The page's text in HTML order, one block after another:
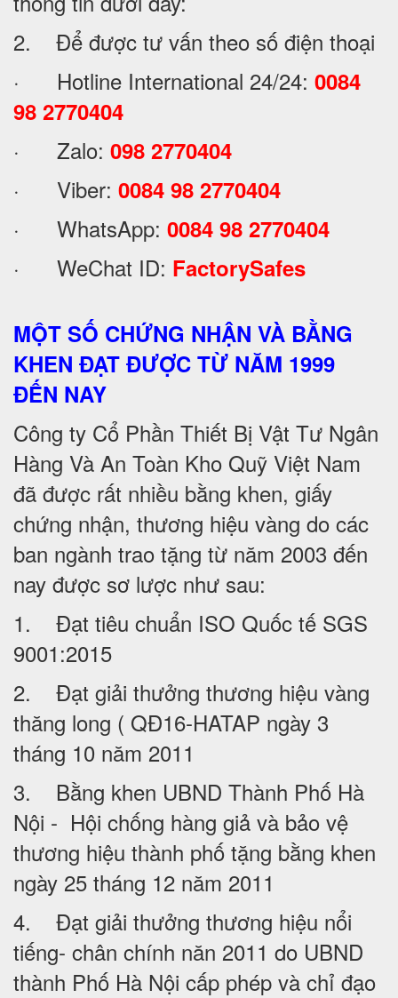
2. Để được tư vấn theo số điện thoại
· Hotline International 24/24: 0084
98 2770404
· Zalo: 098 2770404
· Viber: 0084 98 2770404
· WhatsApp: 0084 98 2770404
· WeChat ID: FactorySafes
MỘT SỐ CHỨNG NHẬN VÀ BẰNG
KHEN ĐẠT ĐƯỢC TỪ NĂM 1999
ĐẾN NAY
Công ty Cổ Phần Thiết Bị Vật Tư Ngân
Hàng Và An Toàn Kho Quỹ Việt Nam
đã được rất nhiều bằng khen, giấy
chứng nhận, thương hiệu vàng do các
ban ngành trao tặng từ năm 2003 đến
nay được sơ lược như sau:
1. Đạt tiêu chuẩn ISO Quốc tế SGS
9001:2015
2. Đạt giải thưởng thương hiệu vàng
thăng long ( QĐ16-HATAP ngày 3
tháng 10 năm 2011
3. Bằng khen UBND Thành Phố Hà
Nội - Hội chống hàng giả và bảo vệ
thương hiệu thành phố tặng bằng khen
ngày 25 tháng 12 năm 2011
4. Đạt giải thưởng thương hiệu nổi
tiếng- chân chính năn 2011 do UBND
thành Phố Hà Nội cấp phép và chỉ đạo